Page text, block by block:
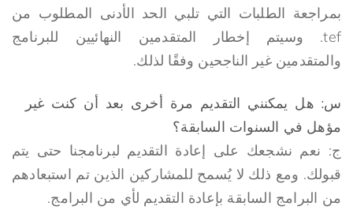
بمراجعة الطلبات التي تلبي الحد الأدنى المطلوب من
tef. وسيتم إخطار المتقدمين النهائيين للبرنامج
والمتقدمين غير الناجحين وفقًا لذلك.
س: هل يمكنني التقديم مرة أخرى بعد أن كنت غير
مؤهل في السنوات السابقة؟
ج: نعم نشجعك على إعادة التقديم لبرنامجنا حتى يتم
قبولك. ومع ذلك لا يُسمح للمشاركين الذين تم استبعادهم
من البرامج السابقة بإعادة التقديم لأي من البرامج.